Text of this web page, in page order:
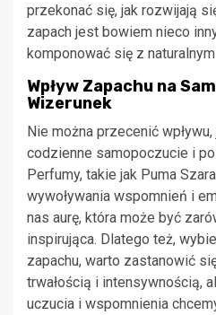
przekonać się, jak rozwijają
zapach jest bowiem nieco
komponować się z
Wpływ Zapachu na
Wizerunek
Nie można przecenić
codzienne samopoczucie i
Perfumy, takie jak Puma
wywoływania wspomnień i
nas aurę, która może być
inspirująca. Dlatego też,
zapachu, warto zastanowić
trwałością i intensywnością,
uczucia i wspomnienia